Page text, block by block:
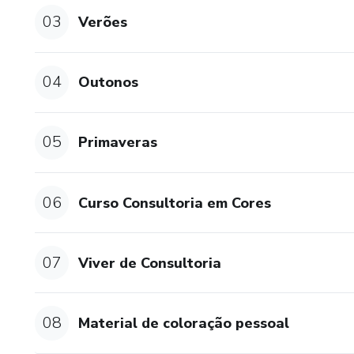
03 Verões
04 Outonos
05 Primaveras
06 Curso Consultoria em Cores
07 Viver de Consultoria
08 Material de coloração pessoal